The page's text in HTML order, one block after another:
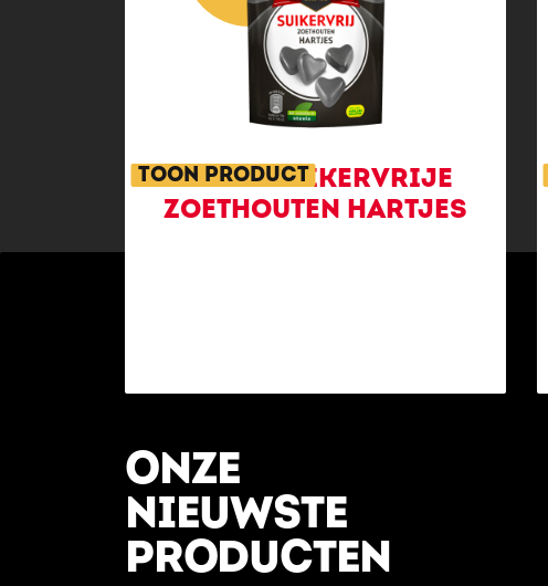
KLENE SUIKERVRIJE
ZOETHOUTEN HARTJES
TOON PRODUCT
ONZE
NIEUWSTE
PRODUCTEN